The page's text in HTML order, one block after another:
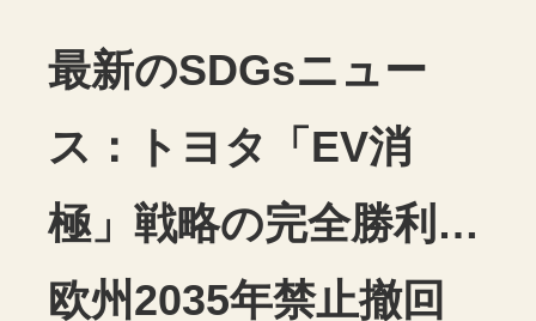
最新のSDGsニュー
ス：トヨタ「EV消
極」戦略の完全勝利…
欧州2035年禁止撤回